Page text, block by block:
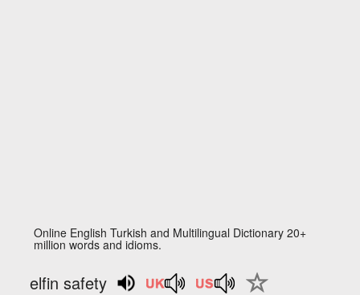
Online English Turkish and Multilingual Dictionary 20+
million words and idioms.
elfin safety